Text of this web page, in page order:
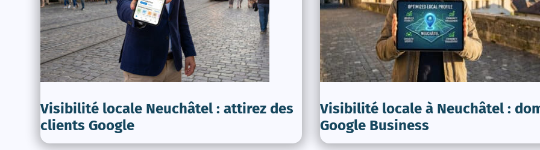
Visibilité locale Neuchâtel : attirez des
clients Google
Visibilité locale à Neuchâtel :
Google Business